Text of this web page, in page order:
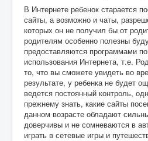
В Интернете ребенок старается
сайты, а возможно и чаты,
которых он не получил бы от
родителям особенно полезны
предоставляются программами
использования Интернета, т.е.
то, что вы сможете увидеть во
результате, у ребенка не будет
ведется постоянный контроль,
прежнему знать, какие сайты
данном возрасте обладают
доверчивы и не сомневаются в
играть в сетевые игры и